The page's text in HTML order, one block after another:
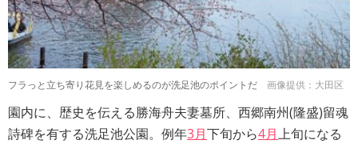
フラっと立ち寄り花見を楽しめるのが洗足池のポイントだ 画像提供：大田区
園内に、歴史を伝える勝海舟夫妻墓所、西郷南州(隆盛)留魂
詩碑を有する洗足池公園。例年3月下旬から4月上旬になる